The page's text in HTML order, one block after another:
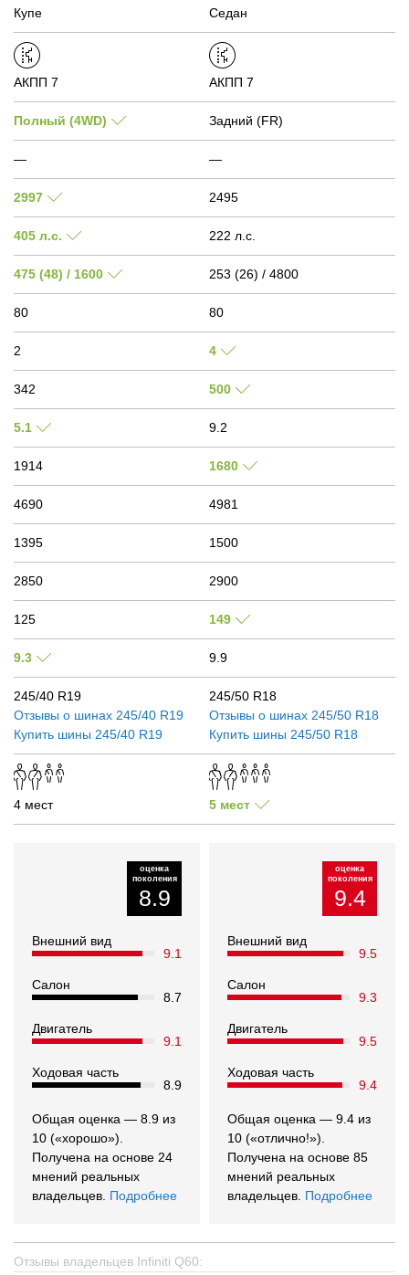
Купе Седан
АКПП 7 АКПП 7
Полный (4WD) Задний (FR)
— —
2997 2495
405 л.с. 222 л.с.
475 (48) / 1600 253 (26) / 4800
80 80
2 4
342 500
5.1 9.2
1914 1680
4690 4981
1395 1500
2850 2900
125 149
9.3 9.9
245/40 R19
Отзывы о шинах 245/40 R19
Купить шины 245/40 R19
245/50 R18
Отзывы о шинах 245/50 R18
Купить шины 245/50 R18
4 мест 5 мест
оценка
поколения
8.9
Внешний вид
9.1
Салон
8.7
Двигатель
9.1
Ходовая часть
8.9
Общая оценка — 8.9 из
10 («хорошо»).
Получена на основе 24
мнений реальных
владельцев. Подробнее
оценка
поколения
9.4
Внешний вид
9.5
Салон
9.3
Двигатель
9.5
Ходовая часть
9.4
Общая оценка — 9.4 из
10 («отлично!»).
Получена на основе 85
мнений реальных
владельцев. Подробнее
Отзывы владельцев Infiniti Q60: